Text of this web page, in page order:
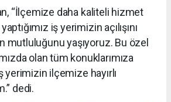
“İlçemize daha kaliteli hizmet
iş yerimizin açılışını
mutluluğunu yaşıyoruz. Bu özel
olan tüm konuklarımıza
yerimizin ilçemize hayırlı
dedi.